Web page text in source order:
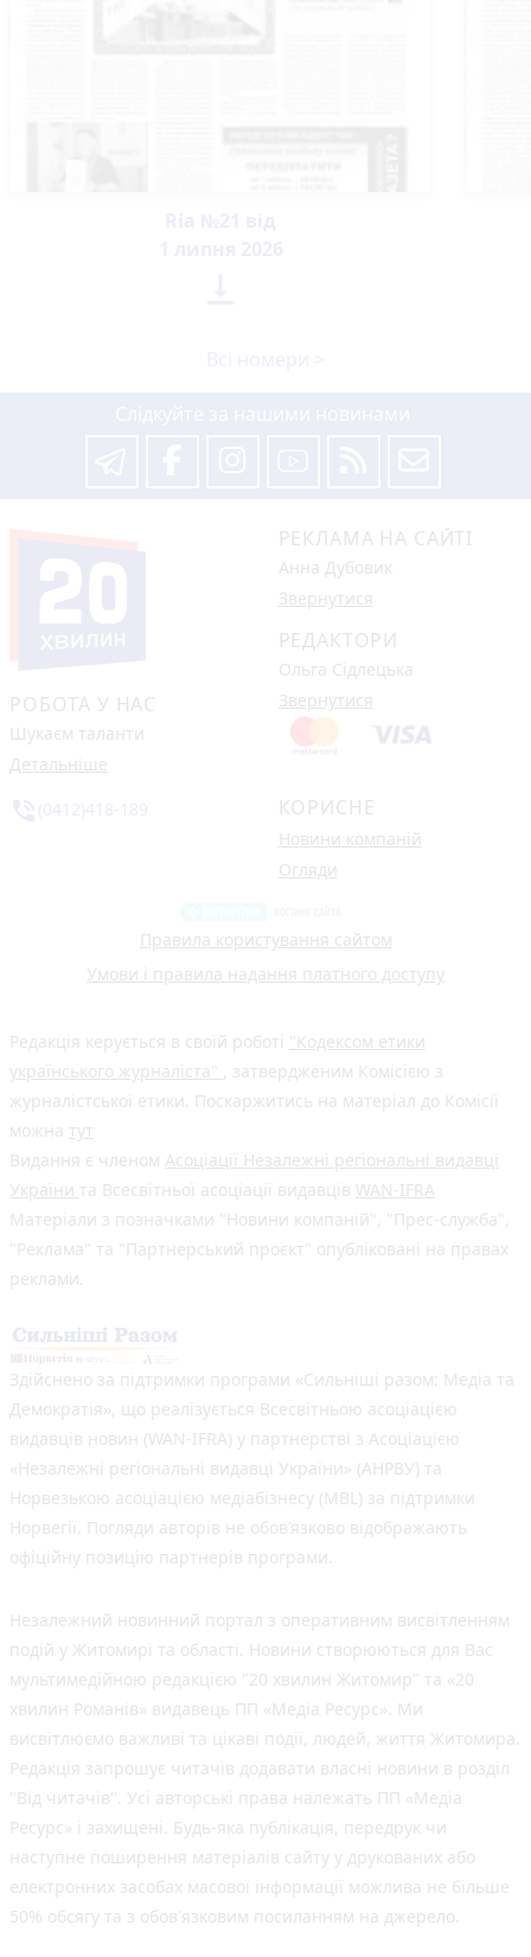
РОБОТА У НАС
Шукаєм таланти
Детальніше
РЕКЛАМА НА САЙТІ
Анна Дубовик
Звернутися
РЕДАКТОРИ
Ольга Сідлецька
Звернутися
КОРИСНЕ
Новини компаній
Огляди
Правила користування сайтом
Умови і правила надання платного доступу
Редакція керується в своїй роботі "Кодексом етики
українського журналіста" , затвердженим Комісією з
журналістської етики. Поскаржитись на матеріал до Комісії
можна тут
Видання є членом Асоціації Незалежні регіональні видавці
України та Всесвітньої асоціації видавців WAN-IFRA
Матеріали з позначками "Новини компаній", "Прес-служба",
"Реклама" та "Партнерський проєкт" опубліковані на правах
реклами.
Здійснено за підтримки програми «Сильніші разом: Медіа та
Демократія», що реалізується Всесвітньою асоціацією
видавців новин (WAN-IFRA) у партнерстві з Асоціацією
«Незалежні регіональні видавці України» (АНРВУ) та
Норвезькою асоціацією медіабізнесу (MBL) за підтримки
Норвегії. Погляди авторів не обов’язково відображають
офіційну позицію партнерів програми.
Незалежний новинний портал з оперативним висвітленням
подій у Житомирі та області. Новини створюються для Вас
мультимедійною редакцією "20 хвилин Житомир" та «20
хвилин Романів» видавець ПП «Медіа Ресурс». Ми
висвітлюємо важливі та цікаві події, людей, життя Житомира.
Редакція запрошує читачів додавати власні новини в розділ
"Від читачів". Усі авторські права належать ПП «Медіа
Ресурс» і захищені. Будь-яка публiкацiя, передрук чи
наступне поширення матеріалів сайту у друкованих або
електронних засобах масової інформації можлива не більше
50% обсягу та з обов'язковим посиланням на джерело.